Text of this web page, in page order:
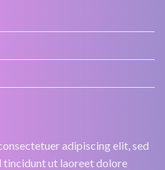
adipiscing elit, sed
tincidunt ut laoreet dolore